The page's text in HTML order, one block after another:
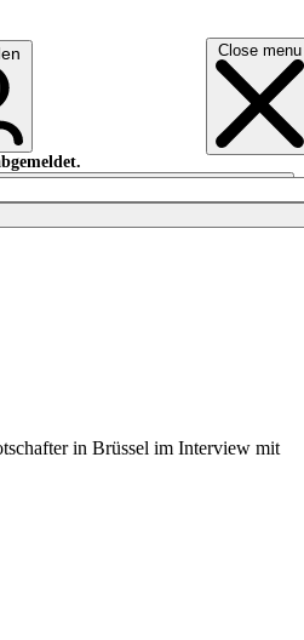
Close menu
Anmelden
in Brüssel im Interview mit